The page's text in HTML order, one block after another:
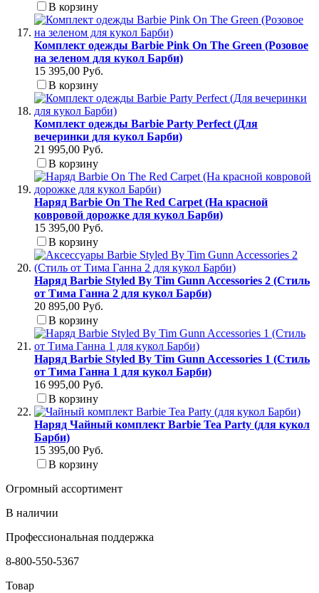
В корзину
Комплект одежды Barbie Pink On The Green (Розовое
на зеленом для кукол Барби)
15 395,00 Руб.
В корзину
Комплект одежды Barbie Party Perfect (Для
вечеринки для кукол Барби)
21 995,00 Руб.
В корзину
Наряд Barbie On The Red Carpet (На красной
ковровой дорожке для кукол Барби)
15 395,00 Руб.
В корзину
Наряд Barbie Styled By Tim Gunn Accessories 2 (Стиль
от Тима Ганна 2 для кукол Барби)
20 895,00 Руб.
В корзину
Наряд Barbie Styled By Tim Gunn Accessories 1 (Стиль
от Тима Ганна 1 для кукол Барби)
16 995,00 Руб.
В корзину
Наряд Чайный комплект Barbie Tea Party (для кукол
Барби)
15 395,00 Руб.
В корзину
Огромный ассортимент
В наличии
Профессиональная поддержка
8-800-550-5367
Товар